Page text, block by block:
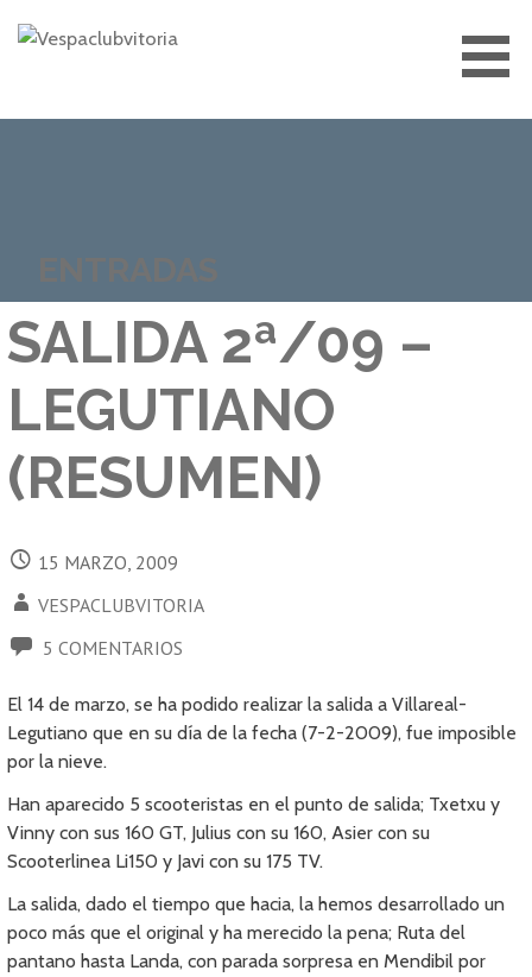
SALIDA 2ª/09 –
LEGUTIANO
(RESUMEN)
15 MARZO, 2009
VESPACLUBVITORIA
5 COMENTARIOS
El 14 de marzo, se ha podido realizar la salida a Villareal-
Legutiano que en su día de la fecha (7-2-2009), fue imposible
por la nieve.
Han aparecido 5 scooteristas en el punto de salida; Txetxu y
Vinny con sus 160 GT, Julius con su 160, Asier con su
Scooterlinea Li150 y Javi con su 175 TV.
La salida, dado el tiempo que hacia, la hemos desarrollado un
poco más que el original y ha merecido la pena; Ruta del
pantano hasta Landa, con parada sorpresa en Mendibil por